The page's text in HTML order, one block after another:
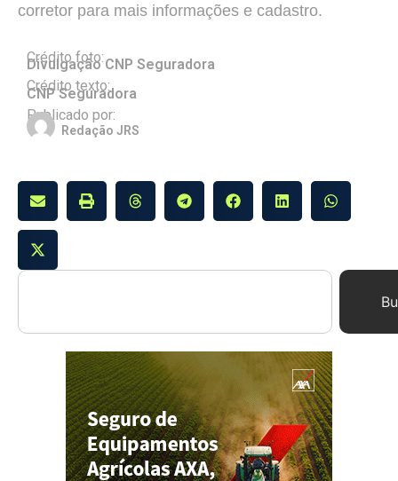
corretor para mais informações e cadastro.
Crédito foto:
Divulgação CNP Seguradora
Crédito texto:
CNP Seguradora
Publicado por:
Redação JRS